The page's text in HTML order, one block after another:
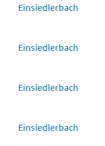
Einsiedlerbach
Einsiedlerbach
Einsiedlerbach
Einsiedlerbach